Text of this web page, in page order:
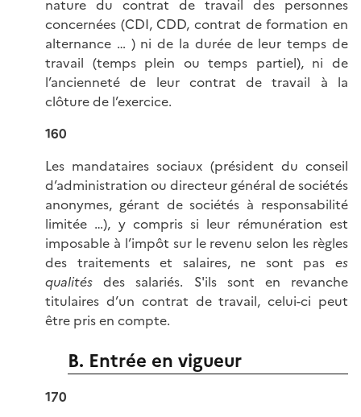
nature du contrat de travail des personnes
concernées (CDI, CDD, contrat de formation en
alternance … ) ni de la durée de leur temps de
travail (temps plein ou temps partiel), ni de
l’ancienneté de leur contrat de travail à la
clôture de l’exercice.
160
Les mandataires sociaux (président du conseil
d’administration ou directeur général de sociétés
anonymes, gérant de sociétés à responsabilité
limitée …), y compris si leur rémunération est
imposable à l’impôt sur le revenu selon les règles
des traitements et salaires, ne sont pas es
qualités des salariés. S'ils sont en revanche
titulaires d’un contrat de travail, celui-ci peut
être pris en compte.
B. Entrée en vigueur
170